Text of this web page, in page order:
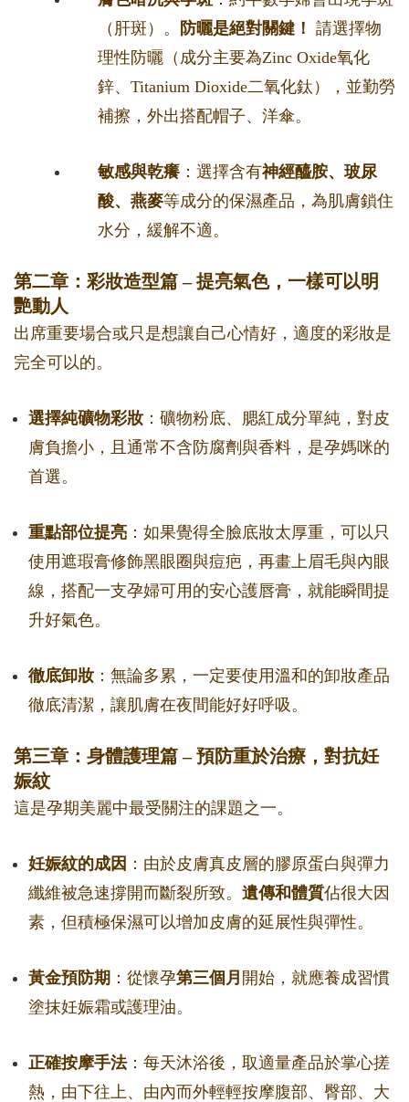
（肝斑）。
防曬是絕對關鍵！ 請選擇物
理性防曬（成分主要為Zinc Oxide氧化
鋅、Titanium Dioxide二氧化鈦），並勤勞
補擦，外出搭配帽子、洋傘。
敏感與乾癢 ：選擇含有神經醯胺、玻尿
酸、燕麥等成分的保濕產品，為肌膚鎖住
水分，緩解不適。
第二章：彩妝造型篇 – 提亮氣色，一樣可以明
艷動人
出席重要場合或只是想讓自己心情好，適度的彩妝是
完全可以的。
選擇純礦物彩妝 ：礦物粉底、腮紅成分單純，對皮
膚負擔小，且通常不含防腐劑與香料，是孕媽咪的
首選。
重點部位提亮 ：如果覺得全臉底妝太厚重，可以只
使用遮瑕膏修飾黑眼圈與痘疤，再畫上眉毛與內眼
線，搭配一支孕婦可用的安心護唇膏，就能瞬間提
升好氣色。
徹底卸妝 ：無論多累，一定要使用溫和的卸妝產品
徹底清潔，讓肌膚在夜間能好好呼吸。
第三章：身體護理篇 – 預防重於治療，對抗妊
娠紋
這是孕期美麗中最受關注的課題之一。
妊娠紋的成因 ：由於皮膚真皮層的膠原蛋白與彈力
纖維被急速撐開而斷裂所致。 遺傳和體質佔很大因
素，但積極保濕可以增加皮膚的延展性與彈性。
黃金預防期 ：從懷孕第三個月 開始，就應養成習慣
塗抹妊娠霜或護理油。
正確按摩手法：每天沐浴後，取適量產品於掌心搓
熱，由下往上、由內而外輕輕按摩腹部、臀部、大